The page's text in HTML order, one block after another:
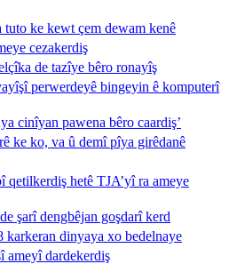
tuto ke kewt çem dewam kenê
cezakerdiş
de tazîye bêro ronayîş
perwerdeyê bingeyin ê komputerî
cinîyan pawena bêro caardiş’
ke ko, va û demî pîya girêdanê
qetilkerdiş hetê TJA’yî ra ameye
şarî dengbêjan goşdarî kerd
karkeran dinyaya xo bedelnaye
ameyî dardekerdiş